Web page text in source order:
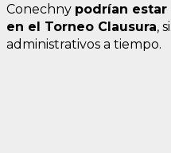
Conechny podrían
en el Torneo Clausura,
administrativos a tiempo.